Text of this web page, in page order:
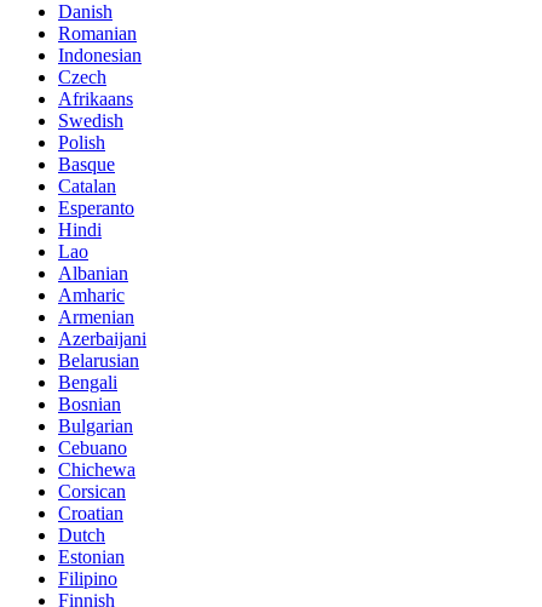
Danish
Romanian
Indonesian
Czech
Afrikaans
Swedish
Polish
Basque
Catalan
Esperanto
Hindi
Lao
Albanian
Amharic
Armenian
Azerbaijani
Belarusian
Bengali
Bosnian
Bulgarian
Cebuano
Chichewa
Corsican
Croatian
Dutch
Estonian
Filipino
Finnish